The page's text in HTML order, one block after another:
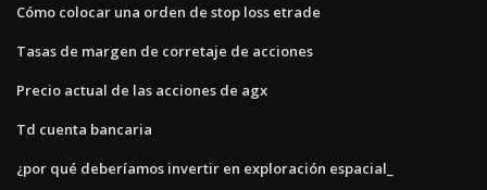
Cómo colocar una orden de stop loss etrade
Tasas de margen de corretaje de acciones
Precio actual de las acciones de agx
Td cuenta bancaria
¿por qué deberíamos invertir en exploración espacial_